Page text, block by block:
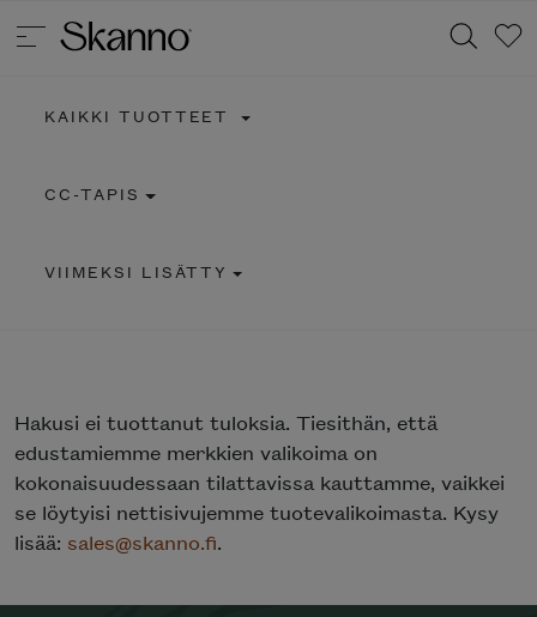
KAIKKI TUOTTEET
CC-TAPIS
VIIMEKSI LISÄTTY
Hakusi ei tuottanut tuloksia. Tiesithän, että
edustamiemme merkkien valikoima on
kokonaisuudessaan tilattavissa kauttamme, vaikkei
se löytyisi nettisivujemme tuotevalikoimasta. Kysy
lisää: sales@skanno.fi.